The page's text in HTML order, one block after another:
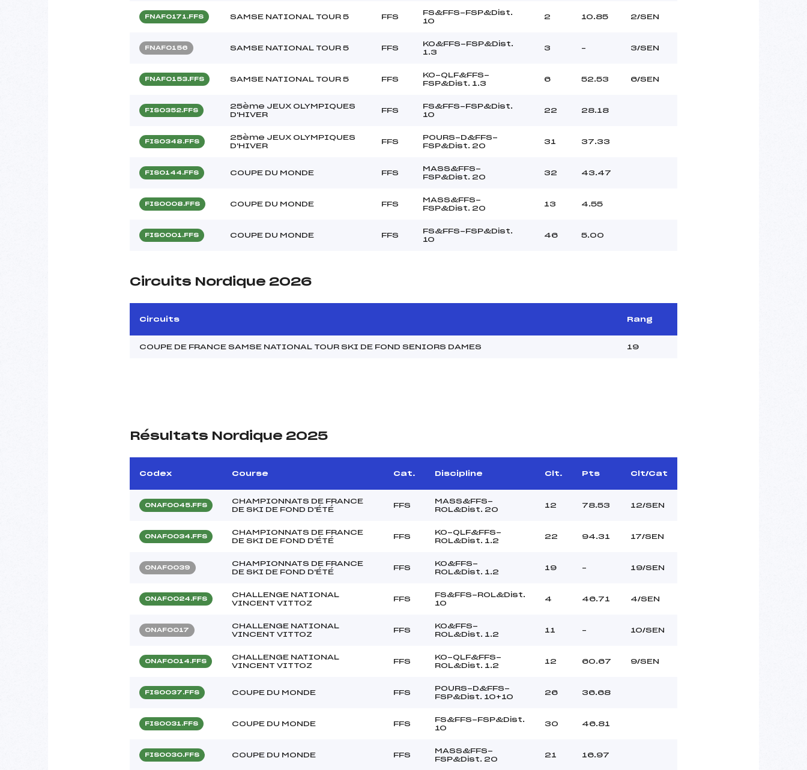
FNAF0171.FFS SAMSE NATIONAL TOUR 5 FFS
FS&FFS-FSP&Dist.
10
2 10.85 2/SEN
FNAF0156 SAMSE NATIONAL TOUR 5 FFS
KO&FFS-FSP&Dist.
1.3
3 – 3/SEN
FNAF0153.FFS SAMSE NATIONAL TOUR 5 FFS
KO-QLF&FFS-
FSP&Dist. 1.3
6 52.53 6/SEN
FIS0352.FFS
25ème JEUX OLYMPIQUES
D'HIVER
FFS
FS&FFS-FSP&Dist.
10
22 28.18
FIS0348.FFS
25ème JEUX OLYMPIQUES
D'HIVER
FFS
POURS-D&FFS-
FSP&Dist. 20
31 37.33
FIS0144.FFS COUPE DU MONDE FFS
MASS&FFS-
FSP&Dist. 20
32 43.47
FIS0008.FFS COUPE DU MONDE FFS
MASS&FFS-
FSP&Dist. 20
13 4.55
FIS0001.FFS COUPE DU MONDE FFS
FS&FFS-FSP&Dist.
10
46 5.00
Circuits Nordique 2026
Circuits Rang
COUPE DE FRANCE SAMSE NATIONAL TOUR SKI DE FOND SENIORS DAMES 19
Résultats Nordique 2025
Codex Course Cat. Discipline Clt. Pts Clt/Cat
ONAF0045.FFS
CHAMPIONNATS DE FRANCE
DE SKI DE FOND D'ÉTÉ
FFS
MASS&FFS-
ROL&Dist. 20
12 78.53 12/SEN
ONAF0034.FFS
CHAMPIONNATS DE FRANCE
DE SKI DE FOND D'ÉTÉ
FFS
KO-QLF&FFS-
ROL&Dist. 1.2
22 94.31 17/SEN
ONAF0039
CHAMPIONNATS DE FRANCE
DE SKI DE FOND D'ÉTÉ
FFS
KO&FFS-
ROL&Dist. 1.2
19 – 19/SEN
ONAF0024.FFS
CHALLENGE NATIONAL
VINCENT VITTOZ
FFS
FS&FFS-ROL&Dist.
10
4 46.71 4/SEN
ONAF0017
CHALLENGE NATIONAL
VINCENT VITTOZ
FFS
KO&FFS-
ROL&Dist. 1.2
11 – 10/SEN
ONAF0014.FFS
CHALLENGE NATIONAL
VINCENT VITTOZ
FFS
KO-QLF&FFS-
ROL&Dist. 1.2
12 60.67 9/SEN
FIS0037.FFS COUPE DU MONDE FFS
POURS-D&FFS-
FSP&Dist. 10+10
26 36.68
FIS0031.FFS COUPE DU MONDE FFS
FS&FFS-FSP&Dist.
10
30 46.81
FIS0030.FFS COUPE DU MONDE FFS
MASS&FFS-
FSP&Dist. 20
21 16.97